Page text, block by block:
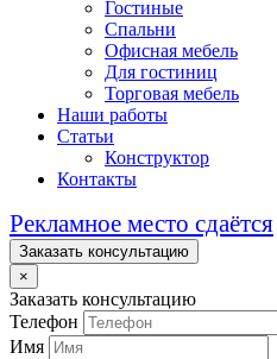
Гостиные
Спальни
Офисная мебель
Для гостиниц
Торговая мебель
Наши работы
Статьи
Конструктор
Контакты
Рекламное место сдаётся
Заказать консультацию
×
Заказать консультацию
Телефон
Имя